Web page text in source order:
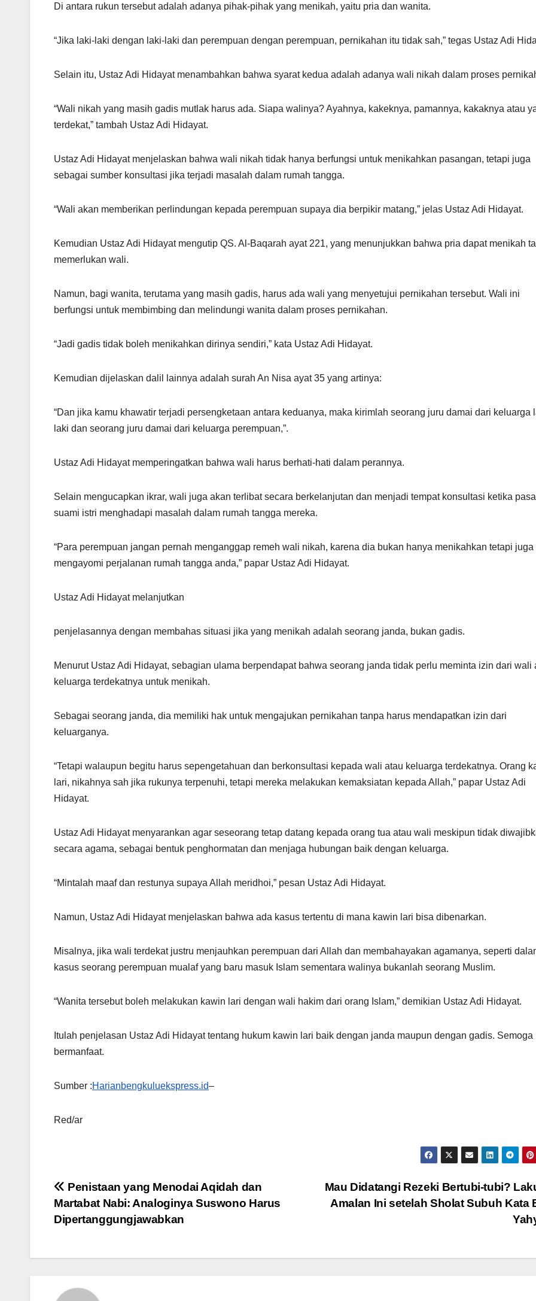
Di antara rukun tersebut adalah adanya pihak-pihak yang menikah, yaitu pria dan wanita.
“Jika laki-laki dengan laki-laki dan perempuan dengan perempuan, pernikahan itu tidak sah,” tegas Ustaz Adi
Selain itu, Ustaz Adi Hidayat menambahkan bahwa syarat kedua adalah adanya wali nikah dalam proses
“Wali nikah yang masih gadis mutlak harus ada. Siapa walinya? Ayahnya, kakeknya, pamannya, kakaknya atau
terdekat,” tambah Ustaz Adi Hidayat.
Ustaz Adi Hidayat menjelaskan bahwa wali nikah tidak hanya berfungsi untuk menikahkan pasangan, tetapi juga
sebagai sumber konsultasi jika terjadi masalah dalam rumah tangga.
“Wali akan memberikan perlindungan kepada perempuan supaya dia berpikir matang,” jelas Ustaz Adi Hidayat.
Kemudian Ustaz Adi Hidayat mengutip QS. Al-Baqarah ayat 221, yang menunjukkan bahwa pria dapat menikah
memerlukan wali.
Namun, bagi wanita, terutama yang masih gadis, harus ada wali yang menyetujui pernikahan tersebut. Wali ini
berfungsi untuk membimbing dan melindungi wanita dalam proses pernikahan.
“Jadi gadis tidak boleh menikahkan dirinya sendiri,” kata Ustaz Adi Hidayat.
Kemudian dijelaskan dalil lainnya adalah surah An Nisa ayat 35 yang artinya:
“Dan jika kamu khawatir terjadi persengketaan antara keduanya, maka kirimlah seorang juru damai dari keluarga
laki dan seorang juru damai dari keluarga perempuan,”.
Ustaz Adi Hidayat memperingatkan bahwa wali harus berhati-hati dalam perannya.
Selain mengucapkan ikrar, wali juga akan terlibat secara berkelanjutan dan menjadi tempat konsultasi ketika
suami istri menghadapi masalah dalam rumah tangga mereka.
“Para perempuan jangan pernah menganggap remeh wali nikah, karena dia bukan hanya menikahkan tetapi juga
mengayomi perjalanan rumah tangga anda,” papar Ustaz Adi Hidayat.
Ustaz Adi Hidayat melanjutkan
penjelasannya dengan membahas situasi jika yang menikah adalah seorang janda, bukan gadis.
Menurut Ustaz Adi Hidayat, sebagian ulama berpendapat bahwa seorang janda tidak perlu meminta izin dari wali
keluarga terdekatnya untuk menikah.
Sebagai seorang janda, dia memiliki hak untuk mengajukan pernikahan tanpa harus mendapatkan izin dari
keluarganya.
“Tetapi walaupun begitu harus sepengetahuan dan berkonsultasi kepada wali atau keluarga terdekatnya. Orang
lari, nikahnya sah jika rukunya terpenuhi, tetapi mereka melakukan kemaksiatan kepada Allah,” papar Ustaz Adi
Hidayat.
Ustaz Adi Hidayat menyarankan agar seseorang tetap datang kepada orang tua atau wali meskipun tidak
secara agama, sebagai bentuk penghormatan dan menjaga hubungan baik dengan keluarga.
“Mintalah maaf dan restunya supaya Allah meridhoi,” pesan Ustaz Adi Hidayat.
Namun, Ustaz Adi Hidayat menjelaskan bahwa ada kasus tertentu di mana kawin lari bisa dibenarkan.
Misalnya, jika wali terdekat justru menjauhkan perempuan dari Allah dan membahayakan agamanya, seperti
kasus seorang perempuan mualaf yang baru masuk Islam sementara walinya bukanlah seorang Muslim.
“Wanita tersebut boleh melakukan kawin lari dengan wali hakim dari orang Islam,” demikian Ustaz Adi Hidayat.
Itulah penjelasan Ustaz Adi Hidayat tentang hukum kawin lari baik dengan janda maupun dengan gadis. Semoga
bermanfaat.
Sumber :Harianbengkuluekspress.id–
Red/ar
Navigasi
pos
Mau Didatangi Rezeki Bertubi-tubi?
Amalan Ini setelah Sholat Subuh Kata
Penistaan yang Menodai Aqidah dan
Martabat Nabi: Analoginya Suswono Harus
Dipertanggungjawabkan